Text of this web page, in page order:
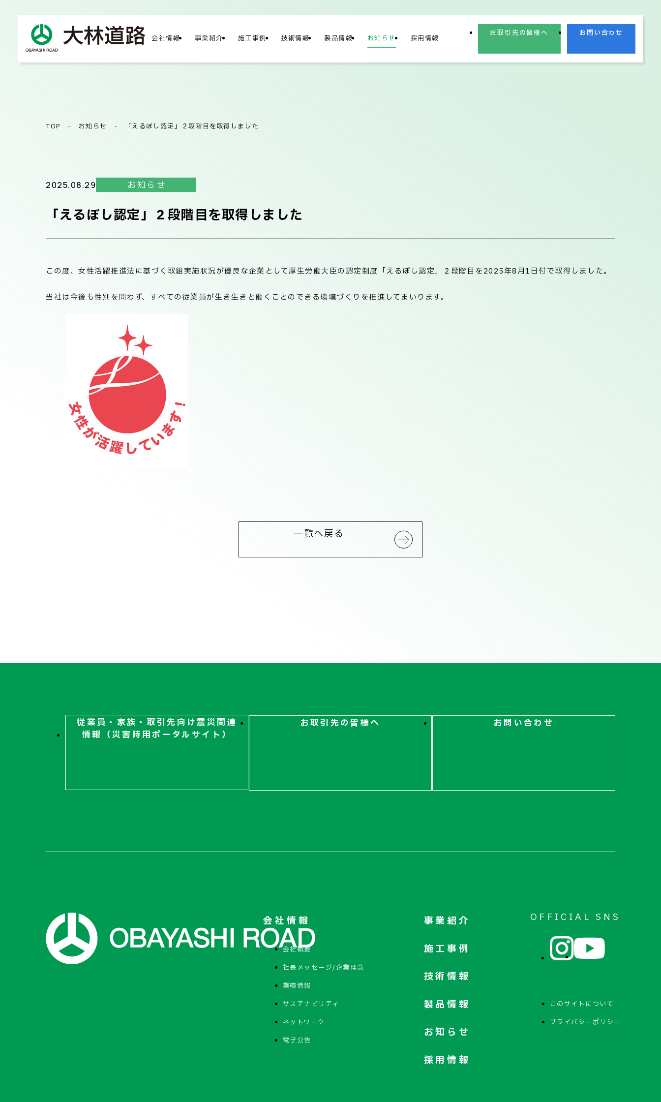
会社情報
サステナビリティ
事業紹介 施工事例 技術情報 製品情報 お知らせ 採用情報
お取引先の皆様へ お問い合わせ
TOP - お知らせ - 「えるぼし認定」２段階目を取得しました
2025.08.29 お知らせ
「えるぼし認定」２段階目を取得しました
この度、女性活躍推進法に基づく取組実施状況が優良な企業として厚生労働大臣の認定制度「えるぼし認定」２段階目を2025年8月1日付で取得しました。
当社は今後も性別を問わず、すべての従業員が生き生きと働くことのできる環境づくりを推進してまいります。
一覧へ戻る
従業員・家族・取引先向け震災関連
情報（災害時用ポータルサイト）
お取引先の皆様へ お問い合わせ
OFFICIAL SNS
会社情報
会社概要
社長メッセージ/企業理念
業績情報
サステナビリティ
ネットワーク
電子公告
事業紹介
施工事例
技術情報
製品情報
お知らせ
採用情報
このサイトについて
プライバシーポリシー